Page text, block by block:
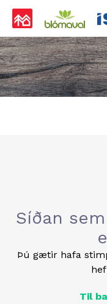
Síðan
Þú gætir hafa
Til